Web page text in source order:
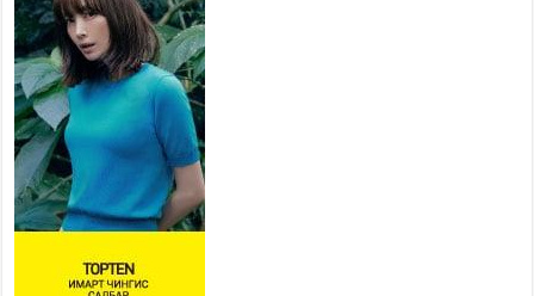
Усархаг аадар бороо орж
байгаа тул аюулгүй байдлаа
хангаж, үер усны аюулаас
сэрэмжлэхийг нийслэлийн
Онцгой байдлын газраас анхааруулж байна
2026 оны 7 сар 20 / 9 цаг 09 минут
311 алба хаагч, 119 техник хэрэгсэлтэй ажиллаж
үер усны аюул, болзошгүй эрсдэлээс сэргийлж
байна
Аяллаа зөв төлөвлөхийг иргэдэд зөвлөж байна